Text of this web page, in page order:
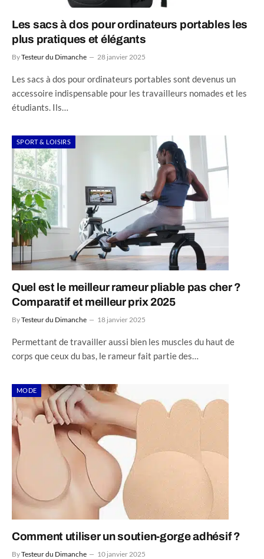
Les sacs à dos pour ordinateurs portables les
plus pratiques et élégants
ByTesteur du Dimanche 28 janvier 2025
Les sacs à dos pour ordinateurs portables sont devenus un
accessoire indispensable pour les travailleurs nomades et les
étudiants. Ils…
SPORT & LOISIRS
Quel est le meilleur rameur pliable pas cher ?
Comparatif et meilleur prix 2025
ByTesteur du Dimanche 18 janvier 2025
Permettant de travailler aussi bien les muscles du haut de
corps que ceux du bas, le rameur fait partie des…
MODE
Comment utiliser un soutien-gorge adhésif ?
ByTesteur du Dimanche 10 janvier 2025